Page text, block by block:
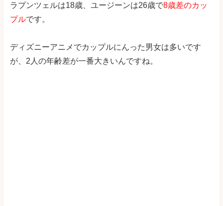
ラプンツェルは18歳、ユージーンは26歳で8歳差のカッ
プルです。
ディズニーアニメでカップルにんった男女は多いです
が、2人の年齢差が一番大きいんですね。